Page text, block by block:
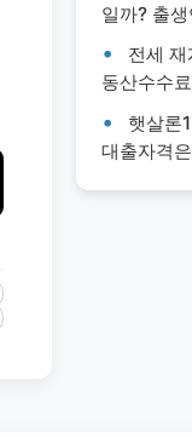
일까? 출
전세
동산수수
햇살론
대출자격